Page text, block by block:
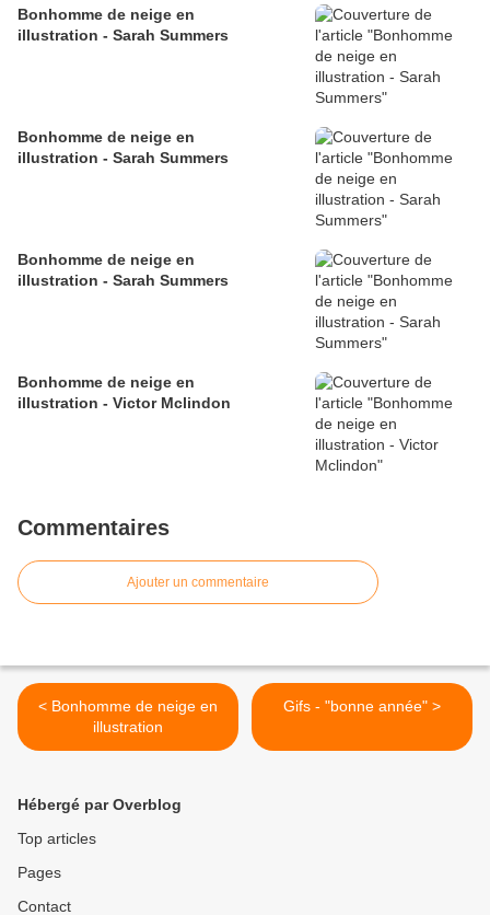
Bonhomme de neige en
illustration - Sarah Summers
Bonhomme de neige en
illustration - Sarah Summers
Bonhomme de neige en
illustration - Sarah Summers
Bonhomme de neige en
illustration - Victor Mclindon
Commentaires
Ajouter un commentaire
< Bonhomme de neige en
illustration
Gifs - "bonne année" >
Hébergé par Overblog
Top articles
Pages
Contact